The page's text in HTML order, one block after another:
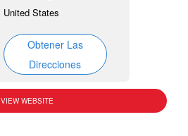
United States
Obtener Las
Direcciones
VIEW WEBSITE